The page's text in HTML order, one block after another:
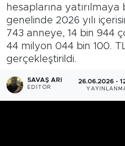
hesaplarına yatırılmaya
genelinde 2026 yılı
743 anneye, 14 bin 944
44 milyon 044 bin 100.
gerçekleştirildi.
SAVAŞ ARI
EDITÖR
26.06.2026 -
Öncü Radyo Dinle
Öncü TV İzle
Son Dakika Haberleri
Haber Arşivi